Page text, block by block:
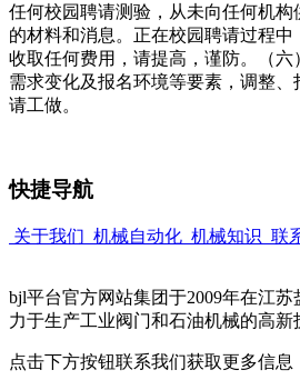
任何校园聘请测验，从未向任何机
的材料和消息。正在校园聘请过程
收取任何费用，请提高，谨防。（
需求变化及报名环境等要素，调整
请工做。
快捷导航
关于我们 机械自动化 机械知识 联
bjl平台官方网站集团于2009年在江
力于生产工业阀门和石油机械的高新
点击下方按钮联系我们获取更多信息